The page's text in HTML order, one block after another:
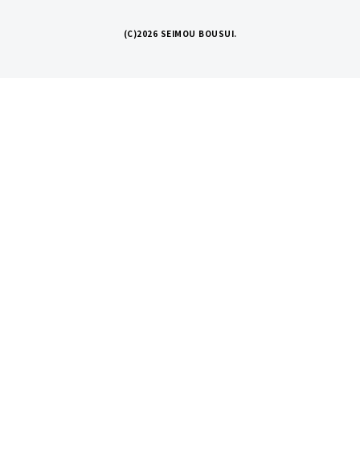
(C)2026 SEIMOU BOUSUI.